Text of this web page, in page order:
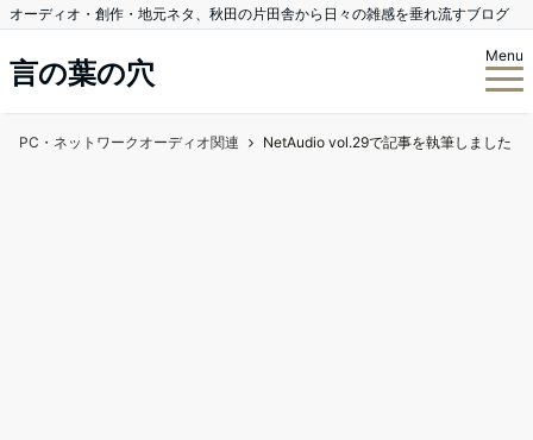
オーディオ・創作・地元ネタ、秋田の片田舎から日々の雑感を垂れ流すブログ
言の葉の穴
Menu
PC・ネットワークオーディオ関連 NetAudio vol.29で記事を執筆しました